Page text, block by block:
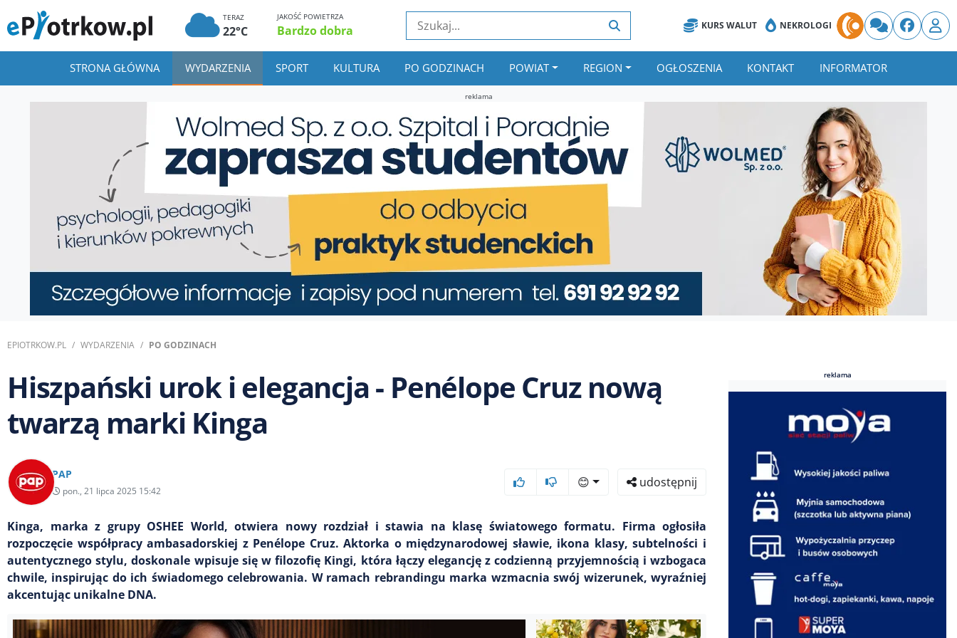
TERAZ
22°C
JAKOŚĆ POWIETRZA
Bardzo dobra KURS WALUT NEKROLOGI
STRONA GŁÓWNA WYDARZENIA SPORT KULTURA PO GODZINACH POWIAT REGION OGŁOSZENIA KONTAKT INFORMATOR
reklama
EPIOTRKOW.PL WYDARZENIA PO GODZINACH
Hiszpański urok i elegancja - Penélope Cruz nową
twarzą marki Kinga
PAP
pon., 21 lipca 2025 15:42
😊 udostępnij
Kinga, marka z grupy OSHEE World, otwiera nowy rozdział i stawia na klasę światowego formatu. Firma ogłosiła
rozpoczęcie współpracy ambasadorskiej z Penélope Cruz. Aktorka o międzynarodowej sławie, ikona klasy, subtelności i
autentycznego stylu, doskonale wpisuje się w filozofię Kingi, która łączy elegancję z codzienną przyjemnością i wzbogaca
chwile, inspirując do ich świadomego celebrowania. W ramach rebrandingu marka wzmacnia swój wizerunek, wyraźniej
akcentując unikalne DNA.
reklama
reklama